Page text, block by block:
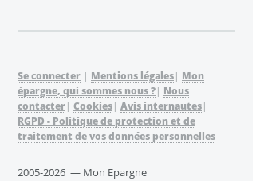
Se connecter | Mentions légales| Mon
épargne, qui sommes nous ?| Nous
contacter| Cookies| Avis internautes|
RGPD - Politique de protection et de
traitement de vos données personnelles
2005-2026 — Mon Epargne